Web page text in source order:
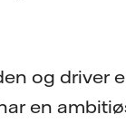
og driver
en